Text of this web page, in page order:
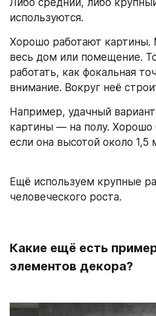
Либо средний, либо
используются.
Хорошо работают
весь дом или помещение.
работать, как фокальная
внимание. Вокруг неё
Например, удачный
картины — на полу. Хорошо
если она высотой около 1,5
Ещё используем крупные
человеческого роста.
Какие ещё есть
элементов декора?